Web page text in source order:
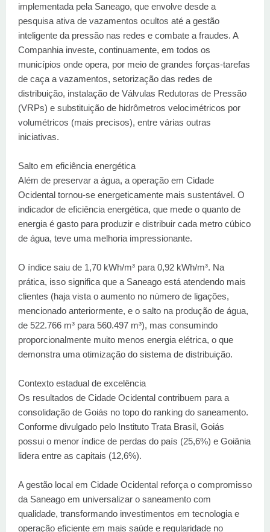
implementada pela Saneago, que envolve desde a
pesquisa ativa de vazamentos ocultos até a gestão
inteligente da pressão nas redes e combate a fraudes. A
Companhia investe, continuamente, em todos os
municípios onde opera, por meio de grandes forças-tarefas
de caça a vazamentos, setorização das redes de
distribuição, instalação de Válvulas Redutoras de Pressão
(VRPs) e substituição de hidrômetros velocimétricos por
volumétricos (mais precisos), entre várias outras
iniciativas.
Salto em eficiência energética
Além de preservar a água, a operação em Cidade
Ocidental tornou-se energeticamente mais sustentável. O
indicador de eficiência energética, que mede o quanto de
energia é gasto para produzir e distribuir cada metro cúbico
de água, teve uma melhoria impressionante.
O índice saiu de 1,70 kWh/m³ para 0,92 kWh/m³. Na
prática, isso significa que a Saneago está atendendo mais
clientes (haja vista o aumento no número de ligações,
mencionado anteriormente, e o salto na produção de água,
de 522.766 m³ para 560.497 m³), mas consumindo
proporcionalmente muito menos energia elétrica, o que
demonstra uma otimização do sistema de distribuição.
Contexto estadual de excelência
Os resultados de Cidade Ocidental contribuem para a
consolidação de Goiás no topo do ranking do saneamento.
Conforme divulgado pelo Instituto Trata Brasil, Goiás
possui o menor índice de perdas do país (25,6%) e Goiânia
lidera entre as capitais (12,6%).
A gestão local em Cidade Ocidental reforça o compromisso
da Saneago em universalizar o saneamento com
qualidade, transformando investimentos em tecnologia e
operação eficiente em mais saúde e regularidade no